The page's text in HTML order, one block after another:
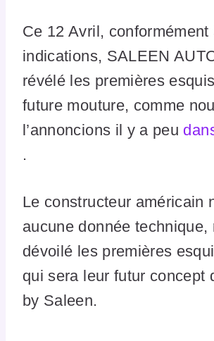
Ce 12 Avril, conformément
indications, SALEEN
révélé les premières
future mouture, comme
l’annoncions il y a peu
.
Le constructeur américain
aucune donnée technique,
dévoilé les premières
qui sera leur futur concept
by Saleen.